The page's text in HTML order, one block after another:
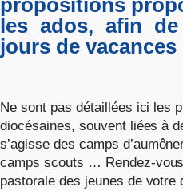
propositions
les ados, afin
jours de
Ne sont pas détaillées ici les
diocésaines, souvent liées à
s’agisse des camps
camps scouts … Rendez-
pastorale des jeunes de